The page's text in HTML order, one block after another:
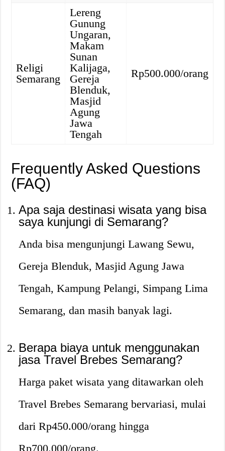
Religi
Semarang
Lereng
Gunung
Ungaran,
Makam
Sunan
Kalijaga,
Gereja
Blenduk,
Masjid
Agung
Jawa
Tengah
Rp500.000/orang
Frequently Asked Questions
(FAQ)
Apa saja destinasi wisata yang bisa
saya kunjungi di Semarang?
Anda bisa mengunjungi Lawang Sewu,
Gereja Blenduk, Masjid Agung Jawa
Tengah, Kampung Pelangi, Simpang Lima
Semarang, dan masih banyak lagi.
Berapa biaya untuk menggunakan
jasa Travel Brebes Semarang?
Harga paket wisata yang ditawarkan oleh
Travel Brebes Semarang bervariasi, mulai
dari Rp450.000/orang hingga
Rp700.000/orang.